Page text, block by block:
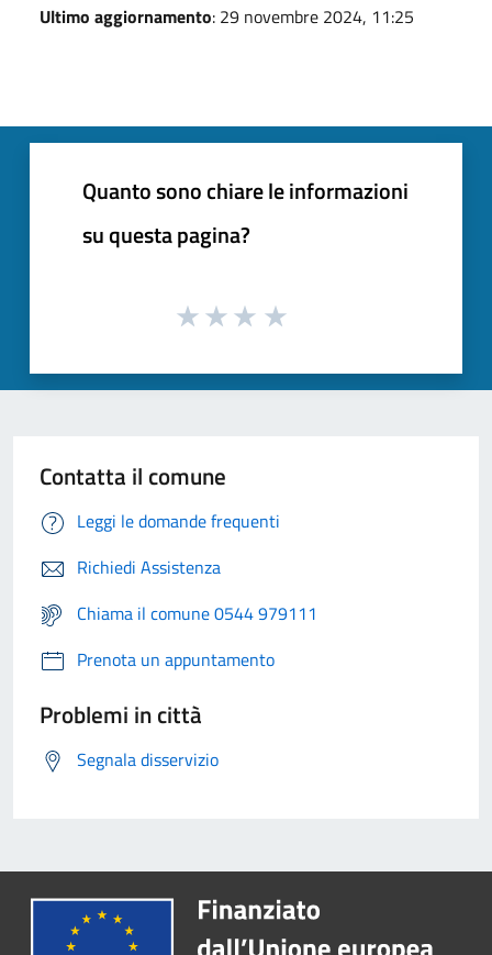
Ultimo aggiornamento: 29 novembre 2024, 11:25
Quanto sono chiare le informazioni
su questa pagina?
Contatta il comune
Leggi le domande frequenti
Richiedi Assistenza
Chiama il comune 0544 979111
Prenota un appuntamento
Problemi in città
Segnala disservizio